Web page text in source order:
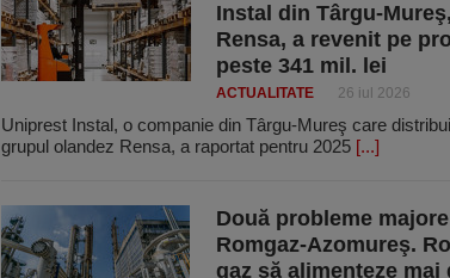
Instal din Târgu-
Rensa, a revenit pe
peste 341 mil. lei
ACTUALITATE 26 iul 2026
Uniprest Instal, o companie din Târgu-Mureş care
grupul olandez Rensa, a raportat pentru 2025 [...]
Două probleme
Romgaz-Azomureş.
gaz să alimenteze mai